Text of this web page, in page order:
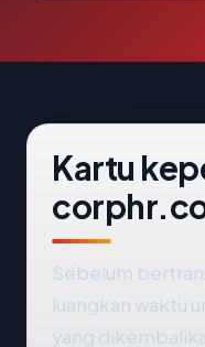
Kartu
Sebelum
luangkan waktu
yang